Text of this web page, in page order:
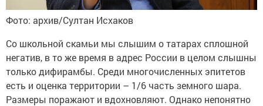
Фото: архив/Султан Исхаков
Со школьной скамьи мы слышим о татарах сплошной
негатив, в то же время в адрес России в целом слышны
только дифирамбы. Среди многочисленных эпитетов
есть и оценка территории – 1/6 часть земного шара.
Размеры поражают и вдохновляют. Однако непонятно